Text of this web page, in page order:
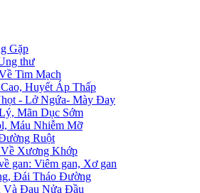
Gặp
thư
Tim Mạch
Huyết Áp Thấp
- Lở Ngứa- Mày Đay
Mãn Dục Sớm
Máu Nhiễm Mỡ
Ruột
Xương Khớp
gan: Viêm gan, Xơ gan
Đái Tháo Đường
Đau Nửa Đầu